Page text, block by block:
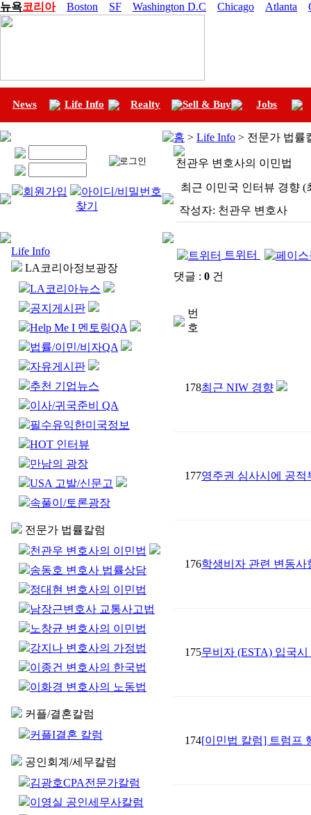
뉴욕코리아 Boston SF Washington D.C Chicago Atlanta
News Life Info Realty Sell & Buy Jobs
회원가입
아이디/비밀번호
찾기
Life Info
LA코리아정보광장
LA코리아뉴스
공지게시판
Help Me I 멘토링QA
법률/이민/비자QA
자유게시판
추천 기업뉴스
이사/귀국준비 QA
필수유익한미국정보
HOT 인터뷰
만남의 광장
USA 고발/신문고
속풀이/토론광장
전문가 법률칼럼
천관우 변호사의 이민법
송동호 변호사 법률상담
정대현 변호사의 이민법
남장근변호사 교통사고법
노창균 변호사의 이민법
강지나 변호사의 가정법
이종건 변호사의 한국법
이화경 변호사의 노동법
커플/결혼칼럼
커플I결혼 칼럼
공인회계/세무칼럼
김광호CPA전문가칼럼
이영실 공인세무사칼럼
홈 > Life Info > 전문가 법률
천관우 변호사의 이민법
최근 이민국 인터뷰 경향
작성자: 천관우 변호사
트위터
댓글 : 0 건
번
호
178최근 NIW 경향
177영주권 심사시에 공적
176학생비자 관련 변동사
175무비자 (ESTA) 입국
174[이민법 칼럼] 트럼프